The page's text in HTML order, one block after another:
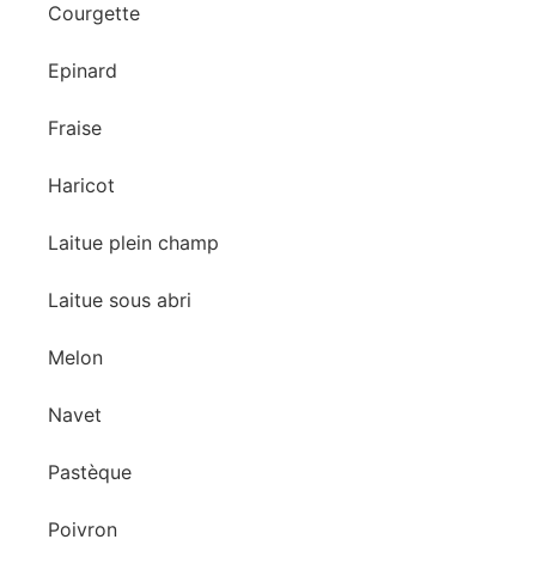
Courgette
Epinard
Fraise
Haricot
Laitue plein champ
Laitue sous abri
Melon
Navet
Pastèque
Poivron